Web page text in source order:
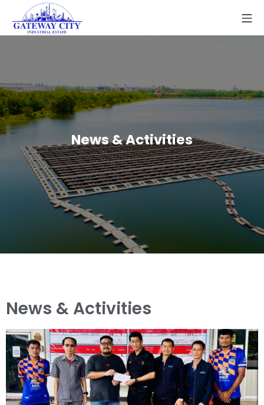
News & Activities
News & Activities